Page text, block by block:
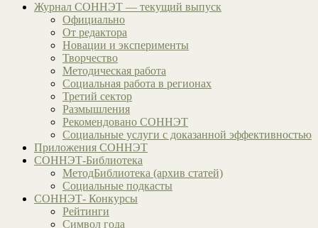
Журнал СОННЭТ — текущий выпуск
Официально
От редактора
Новации и эксперименты
Творчество
Методическая работа
Социальная работа в регионах
Третий сектор
Размышления
Рекомендовано СОННЭТ
Социальные услуги с доказанной эффективностью
Приложения СОННЭТ
СОННЭТ-Библиотека
МетодБиблиотека (архив статей)
Социальные подкасты
СОННЭТ- Конкурсы
Рейтинги
Символ года